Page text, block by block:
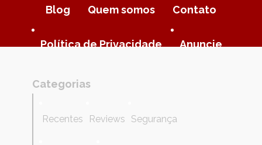
Blog Quem somos Contato
Política de Privacidade Anuncie
Categorias
Recentes Reviews Segurança